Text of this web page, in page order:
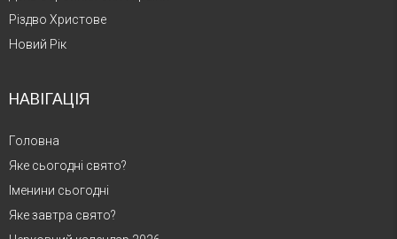
Різдво Христове
Новий Рік
НАВІГАЦІЯ
Головна
Яке сьогодні свято?
Іменини сьогодні
Яке завтра свято?